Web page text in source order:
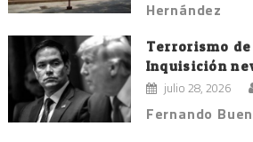
Hernández
Terrorismo
Inquisición
julio 28, 2026
Fernando